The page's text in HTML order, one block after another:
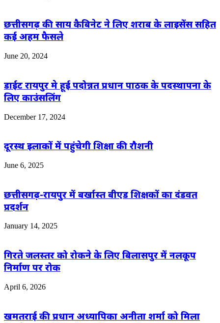
छत्तीसगढ़ की साय‌ कैबिनेट ने लिए शराब के लाइसेंस सहित
कई अहम फैसले
June 20, 2024
डाईट रायपुर मे हूई पदोन्नत प्रधान पाठक के पदस्थापना के
लिए काउंसलिंग
December 17, 2024
दूरस्थ इलाकों में पहुंचेगी शिक्षा की रौशनी
June 6, 2025
छत्तीसगढ़-रायपुर में बर्खास्त बीएड शिक्षकों का दंडवत
प्रदर्शन
January 14, 2025
गिरते जलस्तर को रोकने के लिए बिलासपुर में नलकूप
निर्माण पर रोक
April 6, 2026
खमतराई की प्रधान अध्यापिका अनीता शर्मा को मिला